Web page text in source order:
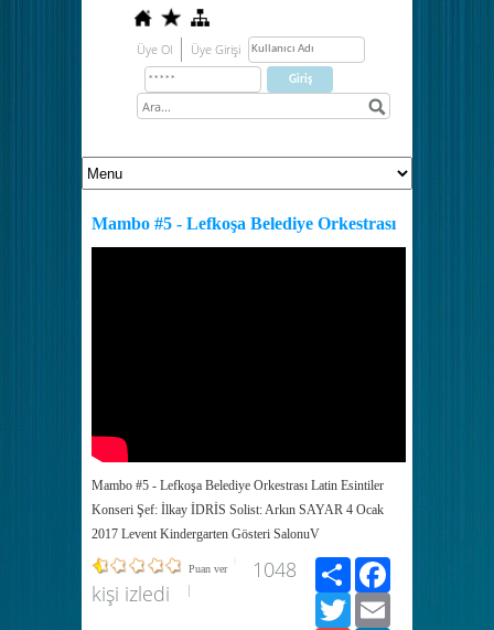
Üye Ol Üye Girişi
Mambo #5 - Lefkoşa Belediye Orkestrası
Mambo #5 - Lefkoşa Belediye Orkestrası Latin Esintiler
Konseri Şef: İlkay İDRİS Solist: Arkın SAYAR 4 Ocak
2017 Levent Kindergarten Gösteri SalonuV
Puan ver
1048
kişi izledi
Paylaş
Twitter